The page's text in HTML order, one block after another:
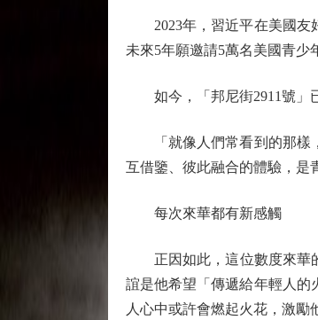
2023年，習近平在美國友好
未來5年願邀請5萬名美國青少
如今，「邦尼街2911號」已
「就像人們常看到的那樣，
互借鑒、彼此融合的體驗，是
每次來華都有新感觸
正因如此，這位數度來華的
誼是他希望「傳遞給年輕人的
人心中或許會燃起火花，激勵